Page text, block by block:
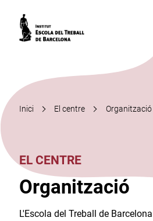
Inici El centre Organització
EL CENTRE
Organització
L'Escola del Treball de